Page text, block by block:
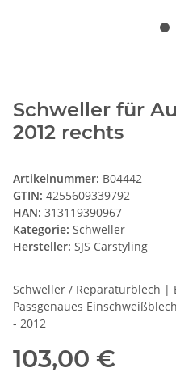
Schweller für
2012 rechts
Artikelnummer: B04442
GTIN: 4255609339792
HAN: 313119390967
Kategorie: Schweller
Hersteller: SJS Carstyling
Schweller / Reparaturblech |
Passgenaues
- 2012
103,00 €